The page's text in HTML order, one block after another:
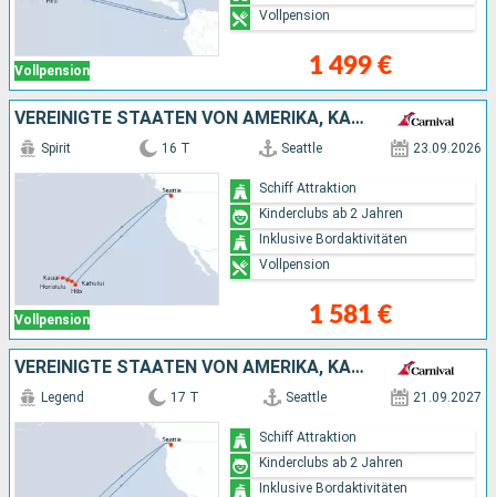
Vollpension 1 499 €
Vollpension
VEREINIGTE STAATEN VON AMERIKA, KANADA
Vollpension
Spirit 16 T Seattle 23.09.2026
1 581 €
Schiff Attraktion
Kinderclubs ab 2 Jahren
Inklusive Bordaktivitäten
Vollpension
VEREINIGTE STAATEN VON AMERIKA, KANADA
Legend 17 T Seattle 21.09.2027
Schiff Attraktion
Kinderclubs ab 2 Jahren
Inklusive Bordaktivitäten